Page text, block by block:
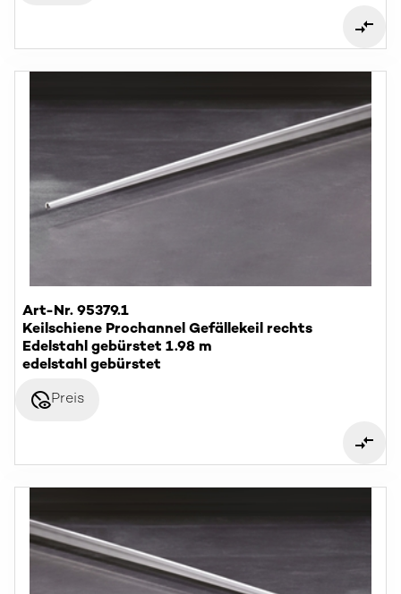
Art-Nr. 95379.1
Keilschiene Prochannel Gefällekeil rechts
Edelstahl gebürstet 1.98 m
edelstahl gebürstet
disabled_visiblePreis